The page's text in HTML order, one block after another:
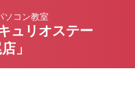
ソコン教室
ュリオステー
」